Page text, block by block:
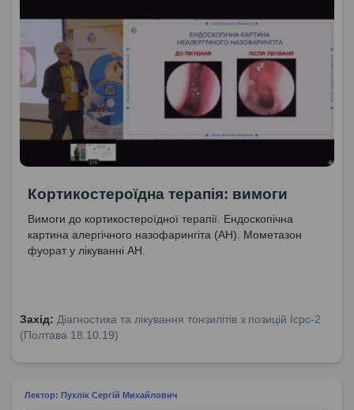
Кортикостероїдна терапія: вимоги
Вимоги до кортикостероїдної терапії. Ендоскопічна
картина алергічного назофарингіта (АН). Мометазон
фуорат у лікуванні АН.
Захід: Діагностика та лікування тонзилітів з позицій Icpc-2
(Полтава 18.10.19)
Лектор: Пухлік Сергій Михайлович